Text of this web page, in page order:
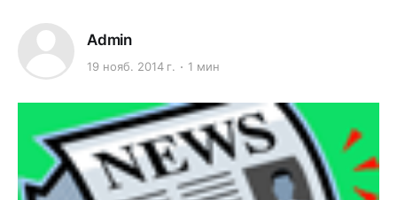
Admin
19 нояб. 2014 г. 1 мин